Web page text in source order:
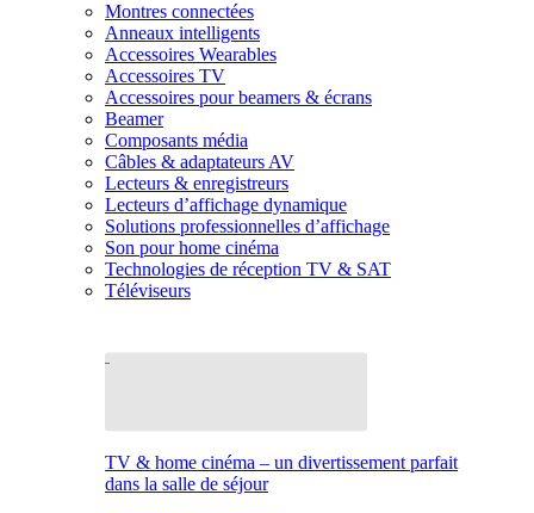
Montres connectées
Anneaux intelligents
Accessoires Wearables
Accessoires TV
Accessoires pour beamers & écrans
Beamer
Composants média
Câbles & adaptateurs AV
Lecteurs & enregistreurs
Lecteurs d’affichage dynamique
Solutions professionnelles d’affichage
Son pour home cinéma
Technologies de réception TV & SAT
Téléviseurs
TV & home cinéma – un divertissement parfait
dans la salle de séjour